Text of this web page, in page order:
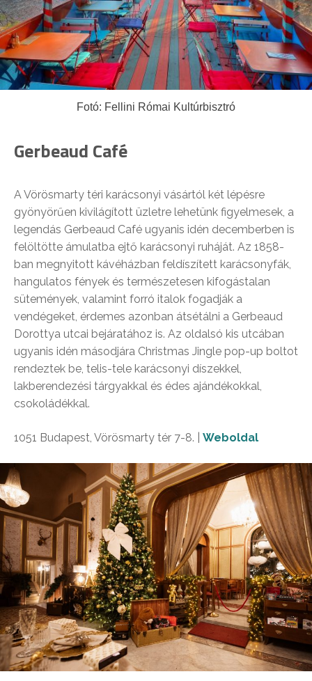
Fotó: Fellini Római Kultúrbisztró
Gerbeaud Café
A Vörösmarty téri karácsonyi vásártól két lépésre
gyönyörűen kivilágított üzletre lehetünk figyelmesek, a
legendás Gerbeaud Café ugyanis idén decemberben is
felöltötte ámulatba ejtő karácsonyi ruháját. Az 1858-
ban megnyitott kávéházban feldíszített karácsonyfák,
hangulatos fények és természetesen kifogástalan
sütemények, valamint forró italok fogadják a
vendégeket, érdemes azonban átsétálni a Gerbeaud
Dorottya utcai bejáratához is. Az oldalsó kis utcában
ugyanis idén másodjára Christmas Jingle pop-up boltot
rendeztek be, telis-tele karácsonyi díszekkel,
lakberendezési tárgyakkal és édes ajándékokkal,
csokoládékkal.
1051 Budapest, Vörösmarty tér 7-8. | Weboldal